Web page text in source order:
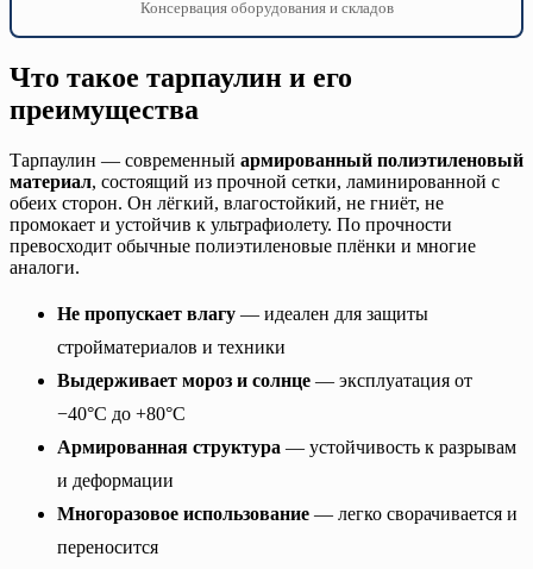
Консервация оборудования и складов
Что такое тарпаулин и его
преимущества
Тарпаулин — современный армированный полиэтиленовый
материал, состоящий из прочной сетки, ламинированной с
обеих сторон. Он лёгкий, влагостойкий, не гниёт, не
промокает и устойчив к ультрафиолету. По прочности
превосходит обычные полиэтиленовые плёнки и многие
аналоги.
Не пропускает влагу — идеален для защиты
стройматериалов и техники
Выдерживает мороз и солнце — эксплуатация от
−40°C до +80°C
Армированная структура — устойчивость к разрывам
и деформации
Многоразовое использование — легко сворачивается и
переносится